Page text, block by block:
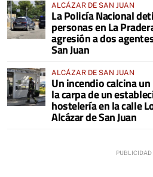
ALCÁZAR DE SAN JUAN
La Policía Nacional
personas en La
agresión a dos
San Juan
ALCÁZAR DE SAN JUAN
Un incendio calcina
la carpa de un
hostelería en la calle
Alcázar de San Juan